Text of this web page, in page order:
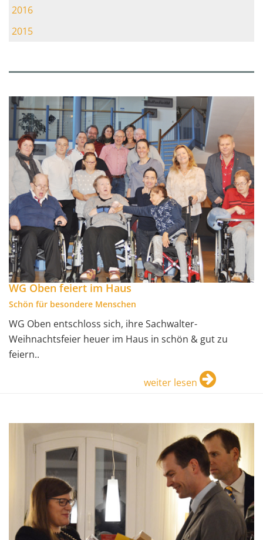
2016
2015
WG Oben feiert im Haus
Schön für besondere Menschen
WG Oben entschloss sich, ihre Sachwalter-
Weihnachtsfeier heuer im Haus in schön & gut zu
feiern..
weiter lesen